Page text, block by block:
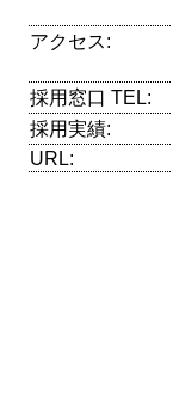
アクセス:
採用窓口 TEL:
採用実績:
URL: